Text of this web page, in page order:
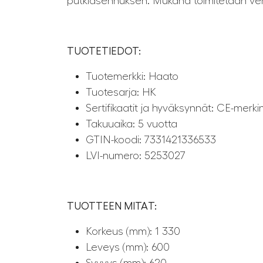
TUOTETIEDOT:
Tuotemerkki: Haato
Tuotesarja: HK
Sertifikaatit ja hyväksynnät: CE-
Takuuaika: 5 vuotta
GTIN-koodi: 7331421336533
LVI-numero: 5253027
TUOTTEEN MITAT:
Korkeus (mm): 1 330
Leveys (mm): 600